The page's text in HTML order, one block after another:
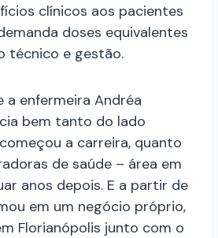
clínicos aos pacientes
doses equivalentes
técnico e gestão.
a enfermeira Andréa
bem tanto do lado
a carreira, quanto
de saúde – área em
anos depois. E a partir de
em um negócio próprio,
Florianópolis junto com o